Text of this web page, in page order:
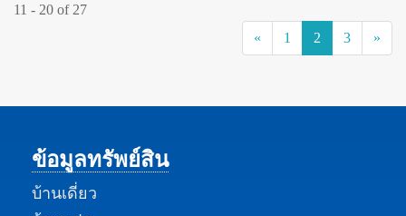
11 - 20 of 27
«
1 2 (current)
3 »
ข้อมูลทรัพย์สิน
บ้านเดี่ยว